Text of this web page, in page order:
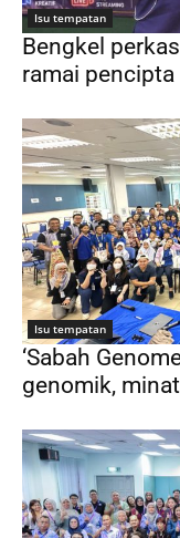
Isu tempatan
Bengkel
ramai
Isu tempatan
‘Sabah
genomik,